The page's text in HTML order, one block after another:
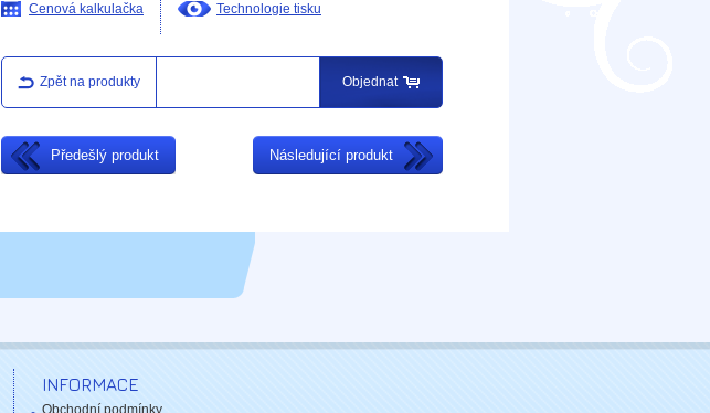
Cenová kalkulačka Technologie tisku
Zpět na produkty Objednat
Předešlý produkt Následující produkt
INFORMACE
Obchodní podmínky